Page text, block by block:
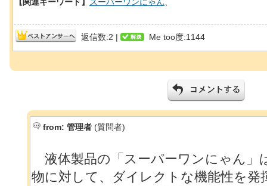
返信数:2 | Me too度:1144
from: 管理者(質問者)
液体製品の「スーパーワンにゃん」
物に対して、ダイレクトな機能性を発